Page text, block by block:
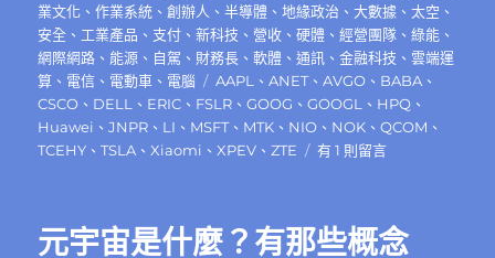
佈
日
期:
類
業文化 、作業系統 、創辦人 、半導體 、地緣政治 、大數據 、太空 、
安全 、 工業產品 、 支付 、新科技 、 營收 、硬體 、經營團隊 、綠能 、
網際網路 、 能源 、 自駕 、 財務長 、軟體 、通訊 、金融科技 、雲端運
算 、 電信 、 電動車 、 電腦
標
籤
AAPL 、ANET、AVGO 、 BABA 、
CSCO 、 DELL 、 ERIC 、 FSLR 、GOOG 、GOOGL 、 HPQ 、
Huawei 、JNPR 、 LI 、 MSFT、 MTK 、 NIO 、 NOK 、QCOM 、
TCEHY 、TSLA 、Xiaomi 、XPEV 、ZTE
在
能
有 1 則留言
元宇宙是什麼？有那些概念